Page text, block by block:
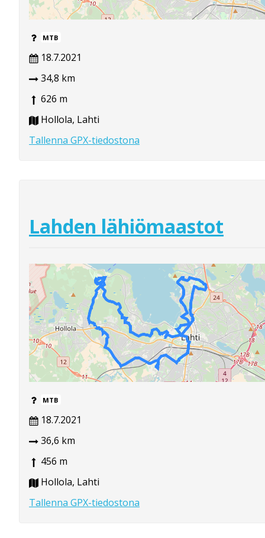
MTB
18.7.2021
34,8 km
626 m
Hollola, Lahti
Tallenna GPX-tiedostona
Lahden lähiömaastot
MTB
18.7.2021
36,6 km
456 m
Hollola, Lahti
Tallenna GPX-tiedostona